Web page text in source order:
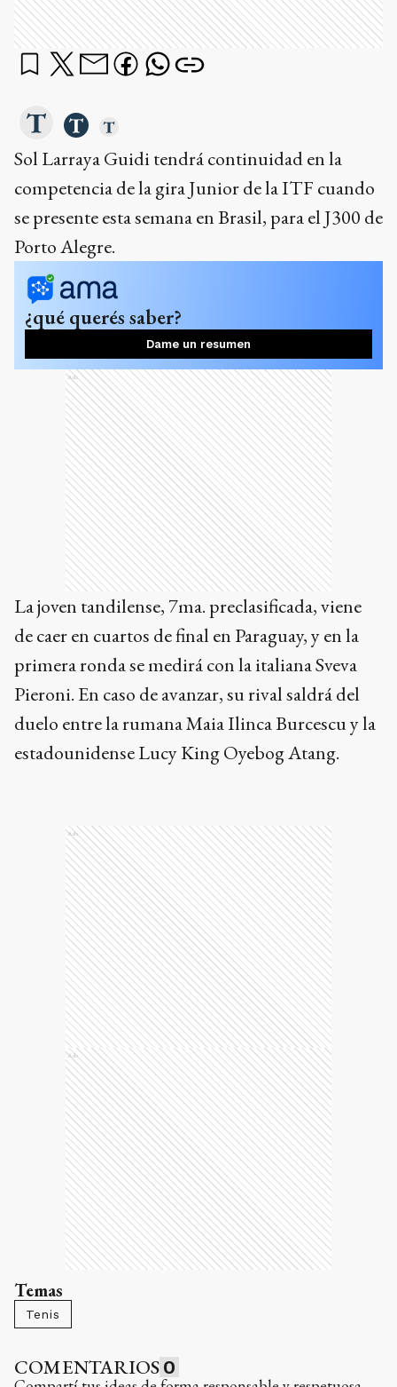
Sol Larraya Guidi tendrá continuidad en la
competencia de la gira Junior de la ITF cuando
se presente esta semana en Brasil, para el J300 de
Porto Alegre.
¿qué querés saber?
Dame un resumen
Ads
La joven tandilense, 7ma. preclasificada, viene
de caer en cuartos de final en Paraguay, y en la
primera ronda se medirá con la italiana Sveva
Pieroni. En caso de avanzar, su rival saldrá del
duelo entre la rumana Maia Ilinca Burcescu y la
estadounidense Lucy King Oyebog Atang.
Ads
Ads
Temas
Tenis
COMENTARIOS 0